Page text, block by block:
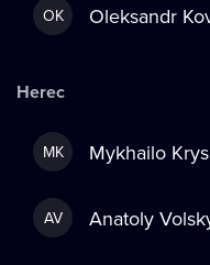
OK Oleksandr
Herec
MK Mykhailo
AV Anatoly